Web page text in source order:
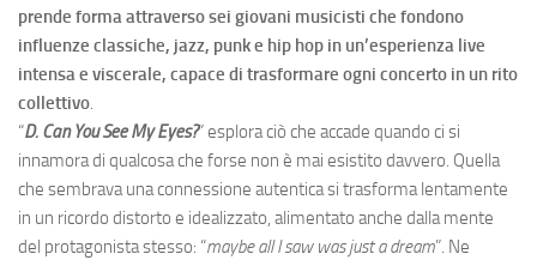
prende forma attraverso sei giovani musicisti che fondono
influenze classiche, jazz, punk e hip hop in un’esperienza live
intensa e viscerale, capace di trasformare ogni concerto in un rito
collettivo.
“D. Can You See My Eyes?” esplora ciò che accade quando ci si
innamora di qualcosa che forse non è mai esistito davvero. Quella
che sembrava una connessione autentica si trasforma lentamente
in un ricordo distorto e idealizzato, alimentato anche dalla mente
del protagonista stesso: “maybe all I saw was just a dream”. Ne